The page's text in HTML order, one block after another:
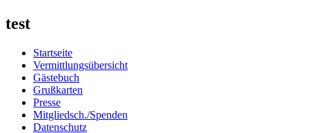
test
Startseite
Vermittlungsübersicht
Gästebuch
Grußkarten
Presse
Mitgliedsch./Spenden
Datenschutz